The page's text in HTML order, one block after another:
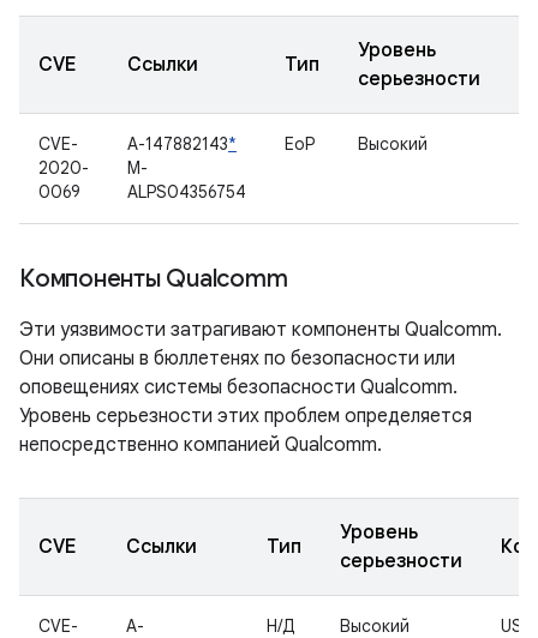
CVE Ссылки Тип
Уровень
серьезности
CVE-
2020-
0069
A-147882143*
M-
ALPS04356754
EoP Высокий
Компоненты Qualcomm
Эти уязвимости затрагивают компоненты Qualcomm.
Они описаны в бюллетенях по безопасности или
оповещениях системы безопасности Qualcomm.
Уровень серьезности этих проблем определяется
непосредственно компанией Qualcomm.
CVE Ссылки Тип
Уровень
серьезности
CVE-
A-
Н/Д Высокий USB